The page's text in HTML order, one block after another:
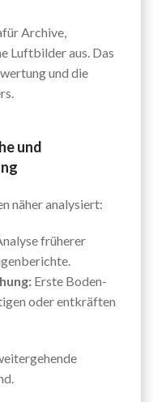
Archive,
Luftbilder aus. Das
und die
und
näher analysiert:
früherer
Erste Boden-
oder entkräften